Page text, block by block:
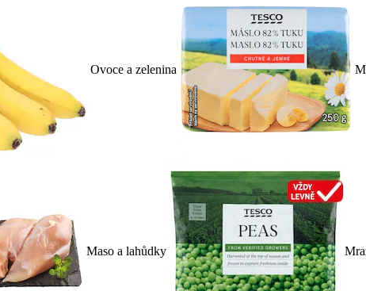
Ovoce a zelenina
Maso a lahůdky